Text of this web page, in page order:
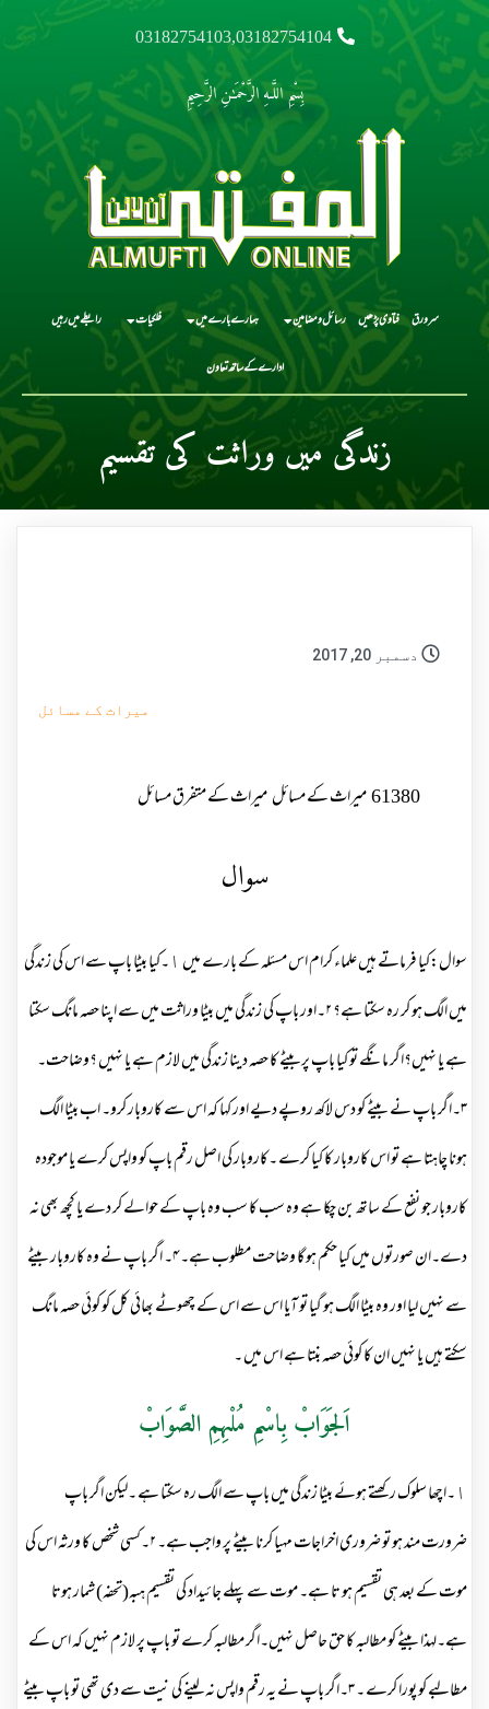
03182754103,03182754104
بِسْمِ اللَّـهِ الرَّحْمَـٰنِ الرَّحِيمِ
سرورق فتاوی پڑھیں رسائل و مضامین ہمارے بارے میں فلکیات رابطے میں رہیں
ادارے کے ساتھ تعاون
زندگی میں وراثت کی تقسیم
دسمبر 20, 2017
میراث کے مسائل
61380میراث کے مسائلمیراث کے متفرق مسائل
سوال
سوال:کیا فرماتے ہیں علماء کرام اس مسئلہ کے بارے میں ١۔کیا بیٹا باپ سے اس کی زندگی
میں الگ ہو کر رہ سکتا ہے؟ ۲۔اور باپ کی زندگی میں بیٹا وراثت میں سے اپنا حصہ مانگ سکتا
ہے یا نہیں؟اگر مانگے تو کیا باپ پربیٹے کا حصہ دینا زندگی میں لازم ہے یا نہیں ؟وضاحت۔
۳۔اگر باپ نے بیٹے کو دس لاکھ روپے دیے اور کہا کہ اس سے کاروبار کرو۔ اب بیٹا الگ
ہونا چاہتا ہے تو اس کاروبار کا کیا کرے ۔کاروبار کی اصل رقم باپ کو واپس کرے یا موجودہ
کاروبار جو نفع کے ساتھ بن چکا ہے وہ سب کا سب وہ باپ کے حوالے کر دے یا کچھ بھی نہ
دے۔ان صورتوں میں کیا حکم ہو گا وضاحت مطلوب ہے۔ ۴۔ اگر باپ نے وہ کاروبار بیٹے
سے نہیں لیا اور وہ بیٹا الگ ہو گیا تو آیا اس سے اس کے چھوٹے بھائی کل کو کوئی حصہ مانگ
سکتے ہیں یا نہیں ان کا کوئی حصہ بنتا ہے اس میں ۔
اَلجَوَابْ بِاسْمِ مُلْہِمِ الصَّوَابْ
١۔اچھا سلوک رکھتے ہوئے بیٹا زندگی میں باپ سے الگ رہ سکتا ہے ۔لیکن اگر باپ
ضرورت مند ہو تو ضروری اخراجات مہیا کرنا بیٹے پر واجب ہے۔ ۲۔کسی شخص کا ورثہ اس کی
موت کے بعد ہی تقسیم ہو تا ہے۔ موت سے پہلے جائیداد کی تقسیم ہبہ(تحفہ) شمار ہوتا
ہے۔لہذا بیٹے کو مطالبہ کا حق حاصل نہیں۔اگر مطالبہ کرے تو باپ پر لازم نہیں کہ اس کے
مطالبے کو پورا کرے ۔ ۳۔اگر باپ نے یہ رقم واپس نہ لینے کی نیت سے دی تھی تو باپ بیٹے